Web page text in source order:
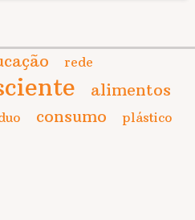
rede
alimentos
consumo plástico